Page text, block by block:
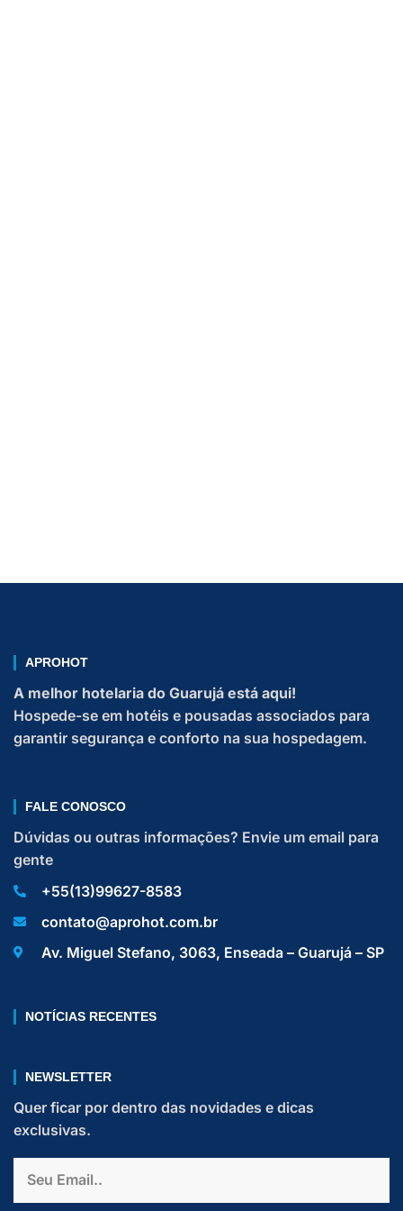
APROHOT
A melhor hotelaria do Guarujá está aqui!
Hospede-se em hotéis e pousadas associados para
garantir segurança e conforto na sua hospedagem.
FALE CONOSCO
Dúvidas ou outras informações? Envie um email para
gente
+55(13)99627-8583
contato@aprohot.com.br
Av. Miguel Stefano, 3063, Enseada – Guarujá – SP
NOTÍCIAS RECENTES
NEWSLETTER
Quer ficar por dentro das novidades e dicas
exclusivas.